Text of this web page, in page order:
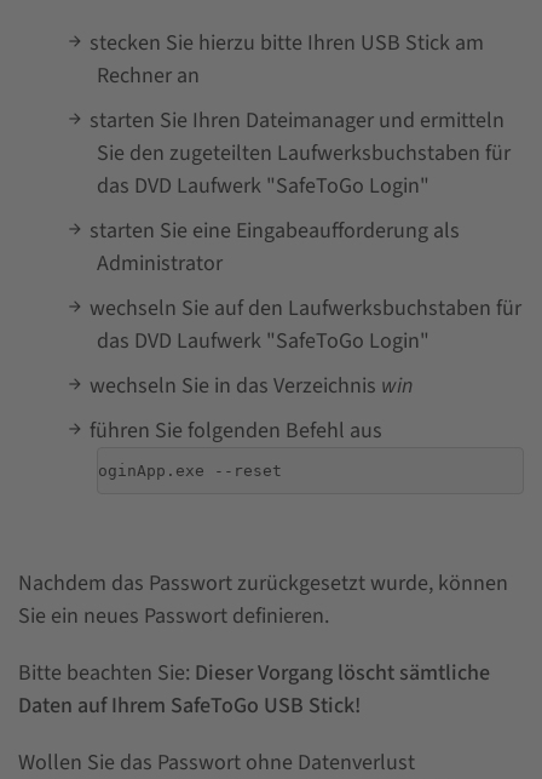
stecken Sie hierzu bitte Ihren USB Stick am
Rechner an
starten Sie Ihren Dateimanager und ermitteln
Sie den zugeteilten Laufwerksbuchstaben für
das DVD Laufwerk "SafeToGo Login"
starten Sie eine Eingabeaufforderung als
Administrator
wechseln Sie auf den Laufwerksbuchstaben für
das DVD Laufwerk "SafeToGo Login"
wechseln Sie in das Verzeichnis win
führen Sie folgenden Befehl aus
LoginApp.exe --reset
Nachdem das Passwort zurückgesetzt wurde, können
Sie ein neues Passwort definieren.
Bitte beachten Sie: Dieser Vorgang löscht sämtliche
Daten auf Ihrem SafeToGo USB Stick!
Wollen Sie das Passwort ohne Datenverlust